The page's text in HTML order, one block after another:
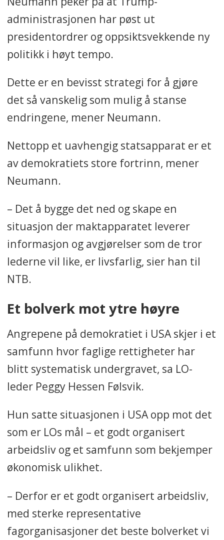
administrasjonen har pøst ut
presidentordrer og oppsiktsvekkende ny
politikk i høyt tempo.
Dette er en bevisst strategi for å gjøre
det så vanskelig som mulig å stanse
endringene, mener Neumann.
Nettopp et uavhengig statsapparat er et
av demokratiets store fortrinn, mener
Neumann.
– Det å bygge det ned og skape en
situasjon der maktapparatet leverer
informasjon og avgjørelser som de tror
lederne vil like, er livsfarlig, sier han til
NTB.
Et bolverk mot ytre høyre
Angrepene på demokratiet i USA skjer i et
samfunn hvor faglige rettigheter har
blitt systematisk undergravet, sa LO-
leder Peggy Hessen Følsvik.
Hun satte situasjonen i USA opp mot det
som er LOs mål – et godt organisert
arbeidsliv og et samfunn som bekjemper
økonomisk ulikhet.
– Derfor er et godt organisert arbeidsliv,
med sterke representative
fagorganisasjoner det beste bolverket vi